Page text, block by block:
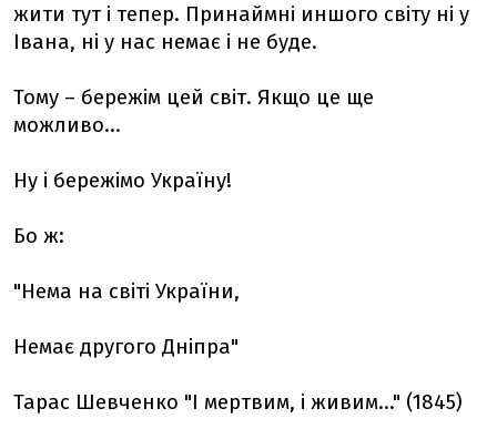
жити тут і тепер. Принаймні иншого світу ні у
Івана, ні у нас немає і не буде.
Тому – бережім цей світ. Якщо це ще
можливо...
Ну і бережімо Україну!
Бо ж:
"Нема на світі України,
Немає другого Дніпра"
Тарас Шевченко "І мертвим, і живим..." (1845)